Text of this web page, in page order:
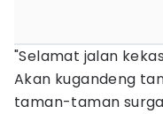
"Selamat jalan
Akan kugandeng
taman-taman